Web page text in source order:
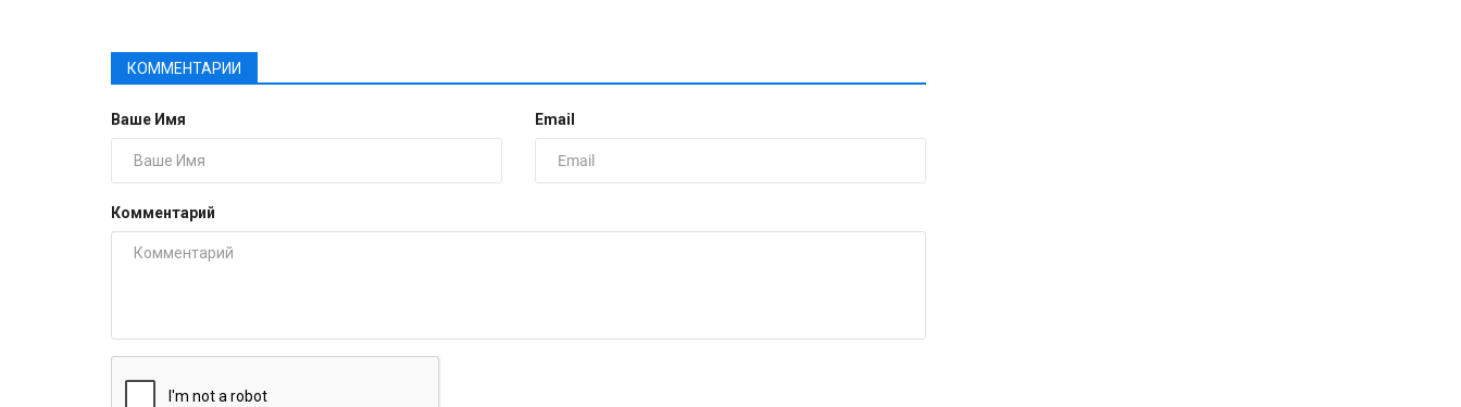
КОММЕНТАРИИ
Ваше Имя Email
Комментарий